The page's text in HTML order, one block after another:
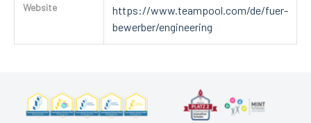
Website
https://www.teampool.com/de/fuer-
bewerber/engineering